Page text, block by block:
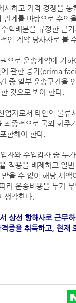
하고 가격 경쟁을
계를 바탕으로 수익
익배분을 규정한 근
인 계약 당사자로 볼
으로 운송계약에 기
관한 증거(prima
중 일부 운송구간을
것으로 봐야 한다.
자로서 타인의 물류
종적으로 국외 화주
함해야 한다.
자와 수입업자 중 누
적용을 배제하고 일
을 수 없어 해당 세
라 운송비용을 누가
생각한다.
상선 항해사로 근무
증을 취득하고, 현재